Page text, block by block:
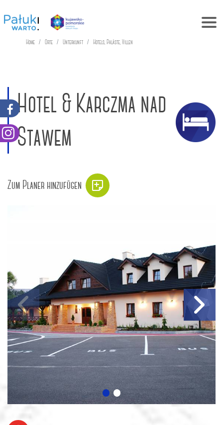
Home Orte Unterkunft Hotels, Paläste, Villen
Hotel & Karczma nad
Stawem
Zum Planer hinzufügen